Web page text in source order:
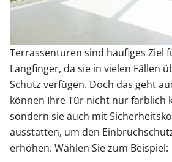
Terrassentüren sind häufiges Ziel
Langfinger, da sie in vielen Fällen
Schutz verfügen. Doch das geht
können Ihre Tür nicht nur farblich
sondern sie auch mit
ausstatten, um den
erhöhen. Wählen Sie zum Beispiel: